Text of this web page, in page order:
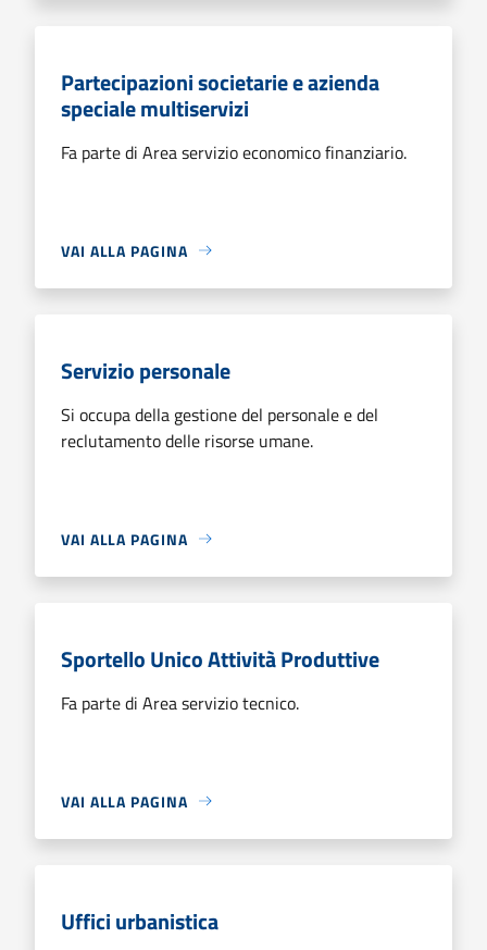
Partecipazioni societarie e azienda
speciale multiservizi
Fa parte di Area servizio economico finanziario.
VAI ALLA PAGINA
Servizio personale
Si occupa della gestione del personale e del
reclutamento delle risorse umane.
VAI ALLA PAGINA
Sportello Unico Attività Produttive
Fa parte di Area servizio tecnico.
VAI ALLA PAGINA
Uffici urbanistica